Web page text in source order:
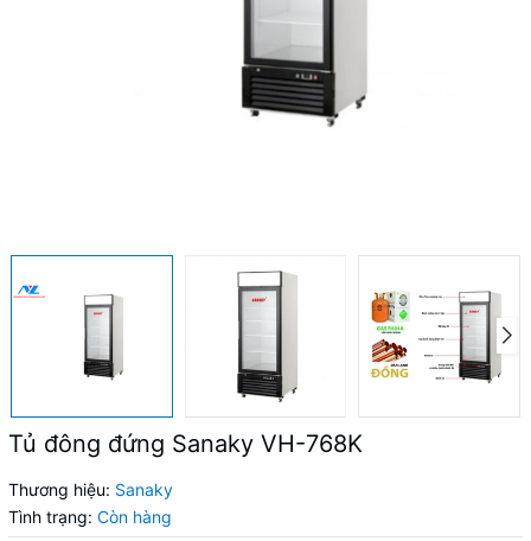
Tủ đông đứng Sanaky VH-768K
Thương hiệu: Sanaky
Tình trạng: Còn hàng